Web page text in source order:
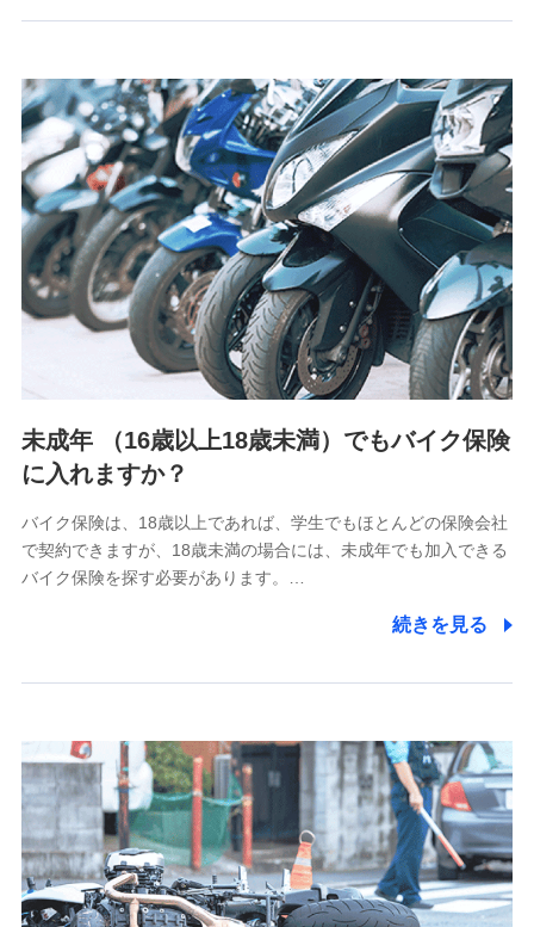
3.セミナー募集サイトから取得した個人情報
各種セミナーの案内、開催のため
上記に係る連絡・手続き・管理等付帯業務を行うため
4.家族・友達紹介にて取得した個人情報
被紹介者への連絡、及び当社と取引のあるもしくは委託を受
けている保険会社・提携会社の保険その他に関する情報を提
供し、金融商品等の契約を勧奨するため
アンケートやキャンペーン等の実施のため
上記に係る連絡・手続き・管理等付帯業務を行うため
5.通話録音にて取得する情報
電話対応の品質向上およびお問合せ内容の正確な把握のため
6.採用応募者の個人情報
採用選考および入社手続を実施するため
7.社員（従業者）の個人情報
退職関連処理等の各種手続きのため、当社と従業員または従
取引先としての選定業務、営業情報の提供業務、契約締結手
続き業務、取引管理業務、およびこれらに準ずる業務の遂行
のため
9.お問い合わせ情報
各種お問い合わせに対応するため
未成年 （16歳以上18歳未満）でもバイク保険
に入れますか？
バイク保険は、18歳以上であれば、学生でもほとんどの保険会社
で契約できますが、18歳未満の場合には、未成年でも加入できる
バイク保険を探す必要があります。…
続きを見る